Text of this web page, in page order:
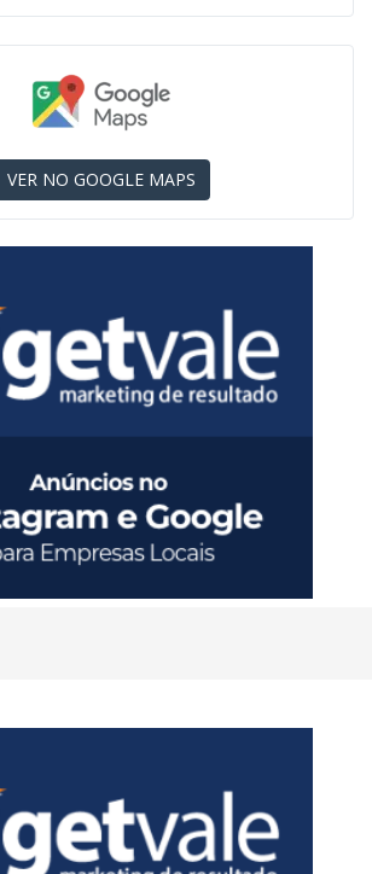
VER NO GOOGLE MAPS